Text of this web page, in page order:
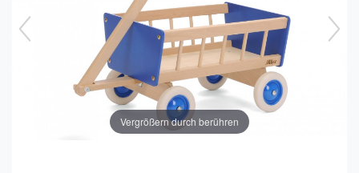
Vergrößern durch berühren